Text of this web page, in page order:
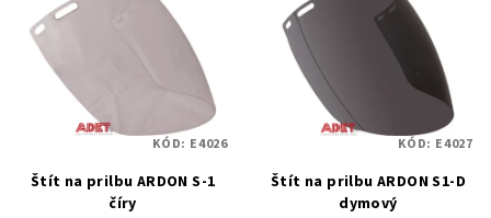
Štít na prilbu ARDON S-1
číry
KÓD: E4026
Štít na prilbu ARDON S1-D
dymový
KÓD: E4027